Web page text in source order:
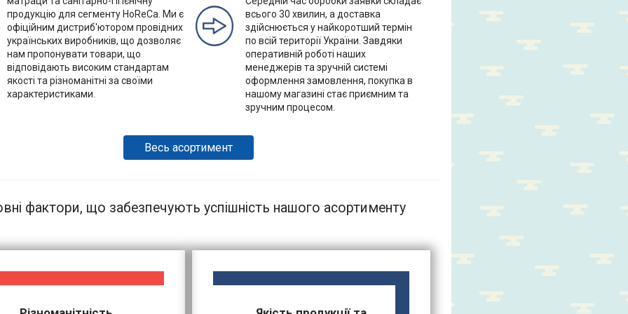
продукцію для сегменту HoReCa. Ми є
офіційним дистриб'ютором провідних
українських виробників, що дозволяє
нам пропонувати товари, що
відповідають високим стандартам
якості та різноманітні за своїми
характеристиками.
всього 30 хвилин, а доставка
здійснюється у найкоротший термін
по всій території України. Завдяки
оперативній роботі наших
менеджерів та зручній системі
оформлення замовлення, покупка в
нашому магазині стає приємним та
зручним процесом.
Весь асортимент
фактори, що забезпечують успішність нашого асортименту